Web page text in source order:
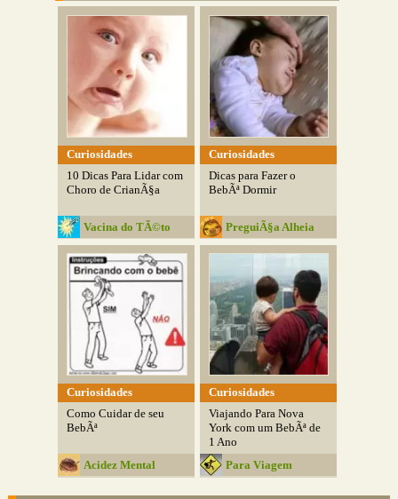
Curiosidades
10 Dicas Para Lidar com
Choro de CrianÃ§a
Vacina do TÃ©to
Curiosidades
Dicas para Fazer o
BebÃª Dormir
PreguiÃ§a Alheia
Curiosidades
Como Cuidar de seu
BebÃª
Acidez Mental
Curiosidades
Viajando Para Nova
York com um BebÃª de
1 Ano
Para Viagem